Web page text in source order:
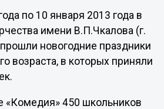
по 10 января 2013 года в
имени В.П.Чкалова (г.
новогодние праздники
возраста, в которых приняли
«Комедия» 450 школьников